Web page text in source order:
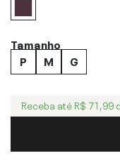
Tamanho
P
M G
Receba até R$ 71,99